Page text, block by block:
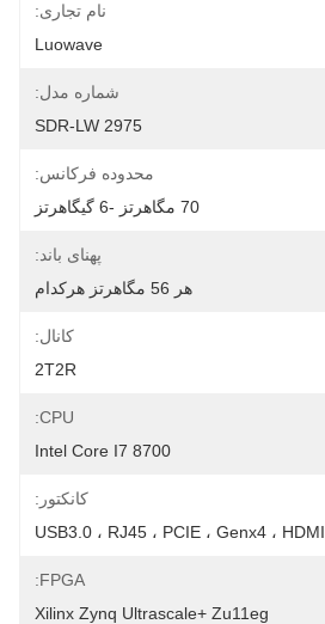
نام تجاری:
Luowave
شماره مدل:
SDR-LW 2975
محدوده فرکانس:
70 مگاهرتز -6 گیگاهرتز
پهنای باند:
هر 56 مگاهرتز هرکدام
کانال:
2T2R
CPU:
Intel Core I7 8700
کانکتور:
USB3.0 ، RJ45 ، PCIE ، Genx4 ، HDMI
FPGA:
Xilinx Zynq Ultrascale+ Zu11eg